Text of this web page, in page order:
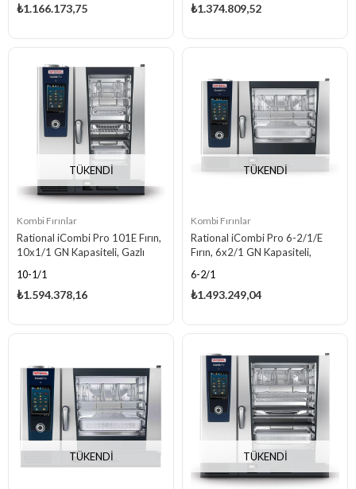
₺1.166.173,75 ₺1.374.809,52
TÜKENDI
Kombi Fırınlar
Rational iCombi Pro 101E Fırın,
10x1/1 GN Kapasiteli, Gazlı
10-1/1
₺1.594.378,16
TÜKENDI
Kombi Fırınlar
Rational iCombi Pro 6-2/1/E
Fırın, 6x2/1 GN Kapasiteli,
6-2/1
₺1.493.249,04
TÜKENDI TÜKENDI